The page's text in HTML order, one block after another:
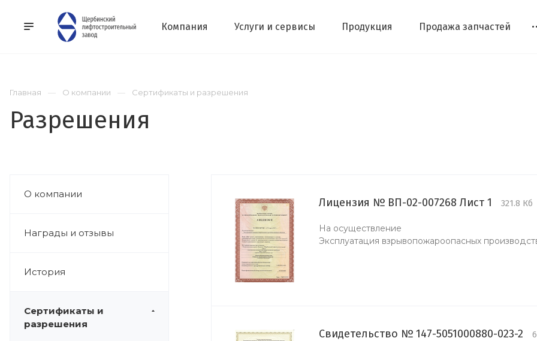
Компания Услуги и сервисы Продукция Продажа запчастей
Главная О компании Сертификаты и разрешения
Разрешения
О компании
Награды и отзывы
История
Сертификаты и
разрешения
Лицензия № ВП-02-007268 Лист 1 321.8 Кб
На осуществление
Эксплуатация взрывопожароопасных
Свидетельство № 147-5051000880-023-2